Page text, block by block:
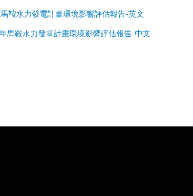
馬鞍水力發電計畫環境影響評估報告-英文
年馬鞍水力發電計畫環境影響評估報告-中文